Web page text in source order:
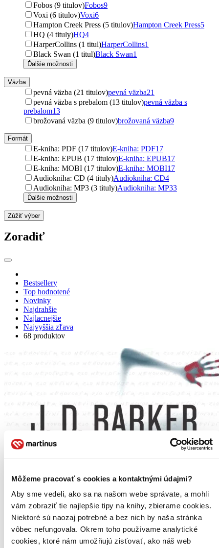
Môžeme pracovať s cookies a kontaktnými údajmi?
Aby sme vedeli, ako sa na našom webe správate, a mohli
vám zobraziť tie najlepšie tipy na knihy, zbierame cookies.
Niektoré sú naozaj potrebné a bez nich by naša stránka
vôbec nefungovala. Okrem toho používame analytické
cookies, ktoré nám umožňujú zisťovať, ako náš web
Fobos (9 titulov)Fobos9
Voxi (6 titulov)Voxi6
Hampton Creek Press (5 titulov)Hampton Creek Press5
HQ (4 tituly)HQ4
HarperCollins (1 titul)HarperCollins1
Black Swan (1 titul)Black Swan1
Ďalšie možnosti
Väzba
pevná väzba (21 titulov)pevná väzba21
pevná väzba s prebalom (13 titulov)pevná väzba s
prebalom13
brožovaná väzba (9 titulov)brožovaná väzba9
Formát
E-kniha: PDF (17 titulov)E-kniha: PDF17
E-kniha: EPUB (17 titulov)E-kniha: EPUB17
E-kniha: MOBI (17 titulov)E-kniha: MOBI17
Audiokniha: CD (4 tituly)Audiokniha: CD4
Audiokniha: MP3 (3 tituly)Audiokniha: MP33
Ďalšie možnosti
Zúžiť výber
Zoradiť
Bestsellery
Top hodnotené
Novinky
Najdrahšie
Najlacnejšie
Najvyššia zľava
68 produktov